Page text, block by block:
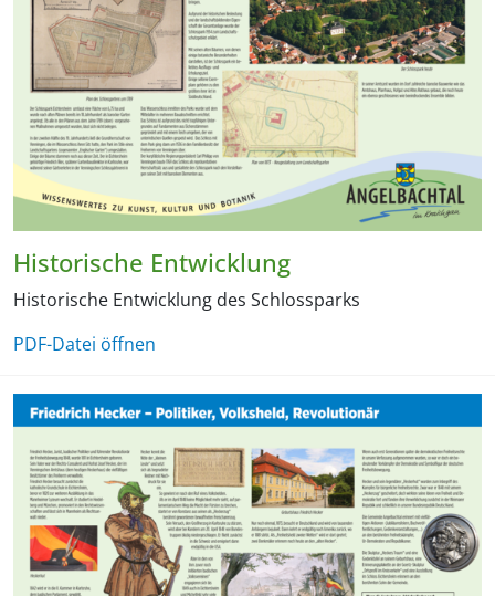
Historische Entwicklung
Historische Entwicklung des Schlossparks
PDF-Datei öffnen